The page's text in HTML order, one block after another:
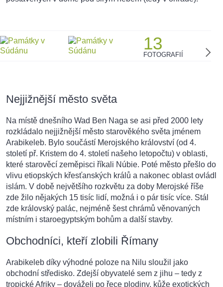
13
FOTOGRAFIÍ
Nejjižnější město světa
Na místě dnešního Wad Ben Naga se asi před 2000 lety
rozkládalo nejjižnější město starověkého světa jménem
Arabikeleb. Bylo součástí Merojského království (od 4.
století př. Kristem do 4. století našeho letopočtu) v oblasti,
které starověcí zeměpisci říkali Núbie. Poté město přešlo do
vlivu etiopských křesťanských králů a nakonec oblast ovládl
islám. V době největšího rozkvětu za doby Merojské říše
zde žilo nějakých 15 tisíc lidí, možná i o pár tisíc více. Stál
zde královský palác, nejméně šest chrámů věnovaných
místním i staroegyptským bohům a další stavby.
Obchodníci, kteří zlobili Římany
Arabikeleb díky výhodné poloze na Nilu sloužil jako
obchodní středisko. Zdejší obyvatelé sem z jihu – tedy z
tropické Afriky – dováželi po řece plodiny, kůže exotických